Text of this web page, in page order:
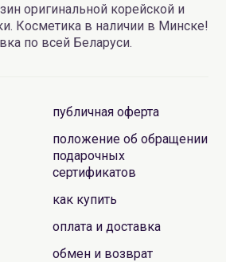
оригинальной корейской и
Косметика в наличии в Минске!
по всей Беларуси.
публичная оферта
положение об обращении
подарочных
сертификатов
как купить
оплата и доставка
обмен и возврат